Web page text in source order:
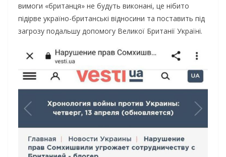
вимоги «британця» не будуть виконані, це нібито
підірве україно-британські відносини та поставить під
загрозу подальшу допомогу Великої Британії Україні.